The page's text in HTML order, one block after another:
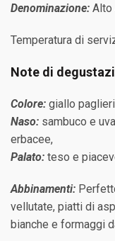
Denominazione: Alto
Temperatura di
Note di
Colore: giallo
Naso: sambuco e
erbacee,
Palato: teso e
Abbinamenti:
vellutate, piatti di
bianche e formaggi